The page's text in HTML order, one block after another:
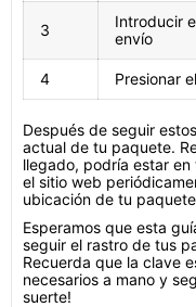
3
Introducir
envío
4 Presionar
Después de seguir
actual de tu paquete.
llegado, podría estar
el sitio web
ubicación de tu
Esperamos que esta
seguir el rastro de tus
Recuerda que la clave
necesarios a mano y
suerte!